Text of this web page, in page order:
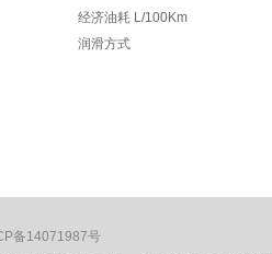
经济油耗 L/100Km
润滑方式
备14071987号